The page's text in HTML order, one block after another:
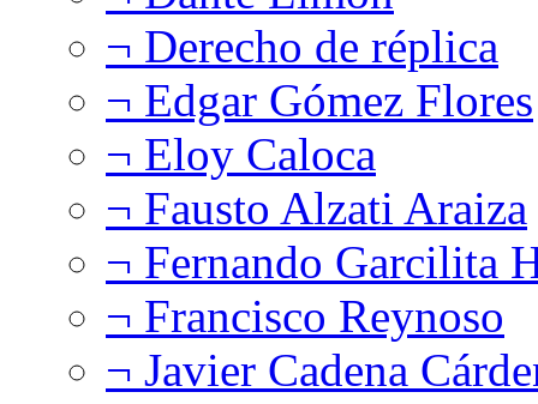
¬ Derecho de réplica
¬ Edgar Gómez Flores
¬ Eloy Caloca
¬ Fausto Alzati Araiza
¬ Fernando Garcilita
¬ Francisco Reynoso
¬ Javier Cadena